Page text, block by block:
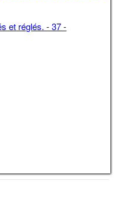
et réglés. - 37 -